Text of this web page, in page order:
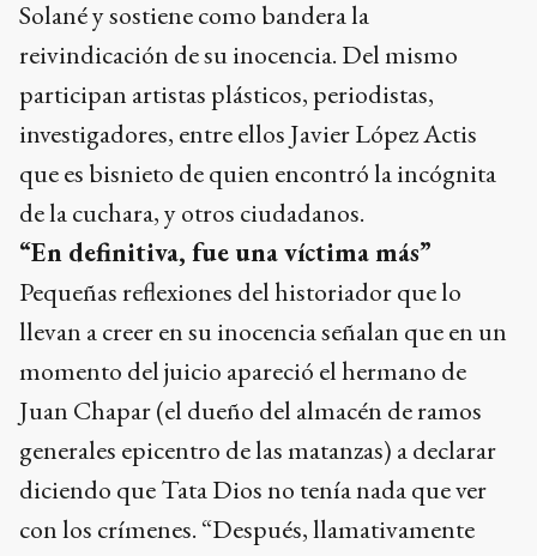
Solané y sostiene como bandera la
reivindicación de su inocencia. Del mismo
participan artistas plásticos, periodistas,
investigadores, entre ellos Javier López Actis
que es bisnieto de quien encontró la incógnita
de la cuchara, y otros ciudadanos.
“En definitiva, fue una víctima más”
Pequeñas reflexiones del historiador que lo
llevan a creer en su inocencia señalan que en un
momento del juicio apareció el hermano de
Juan Chapar (el dueño del almacén de ramos
generales epicentro de las matanzas) a declarar
diciendo que Tata Dios no tenía nada que ver
con los crímenes. “Después, llamativamente